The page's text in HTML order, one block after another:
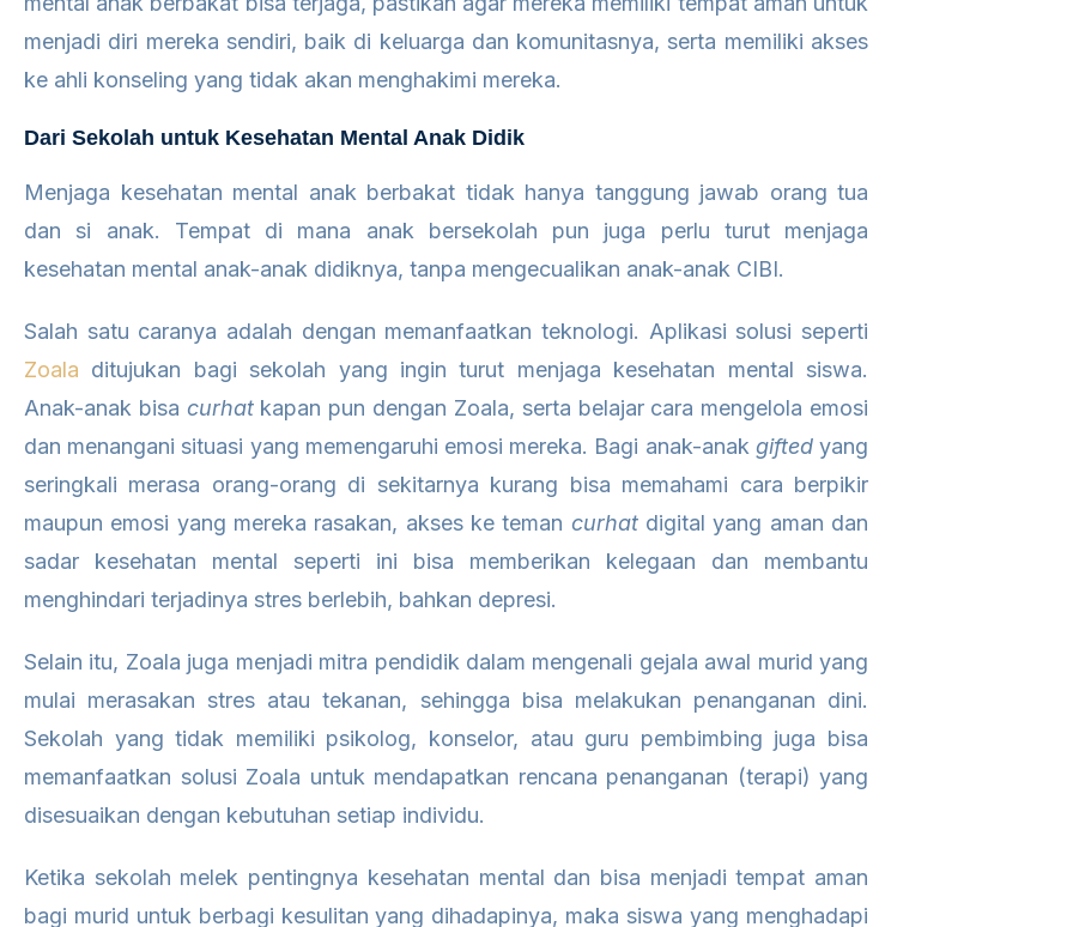
menjadi diri mereka sendiri, baik di keluarga dan komunitasnya, serta memiliki akses
ke ahli konseling yang tidak akan menghakimi mereka.
Dari Sekolah untuk Kesehatan Mental Anak Didik
Menjaga kesehatan mental anak berbakat tidak hanya tanggung jawab orang tua
dan si anak. Tempat di mana anak bersekolah pun juga perlu turut menjaga
kesehatan mental anak-anak didiknya, tanpa mengecualikan anak-anak CIBI.
Salah satu caranya adalah dengan memanfaatkan teknologi. Aplikasi solusi seperti
Zoala ditujukan bagi sekolah yang ingin turut menjaga kesehatan mental siswa.
Anak-anak bisa curhat kapan pun dengan Zoala, serta belajar cara mengelola emosi
dan menangani situasi yang memengaruhi emosi mereka. Bagi anak-anak giftedyang
seringkali merasa orang-orang di sekitarnya kurang bisa memahami cara berpikir
maupun emosi yang mereka rasakan, akses ke teman curhat digital yang aman dan
sadar kesehatan mental seperti ini bisa memberikan kelegaan dan membantu
menghindari terjadinya stres berlebih, bahkan depresi.
Selain itu, Zoala juga menjadi mitra pendidik dalam mengenali gejala awal murid yang
mulai merasakan stres atau tekanan, sehingga bisa melakukan penanganan dini.
Sekolah yang tidak memiliki psikolog, konselor, atau guru pembimbing juga bisa
memanfaatkan solusi Zoala untuk mendapatkan rencana penanganan (terapi) yang
disesuaikan dengan kebutuhan setiap individu.
Ketika sekolah melek pentingnya kesehatan mental dan bisa menjadi tempat aman
bagi murid untuk berbagi kesulitan yang dihadapinya, maka siswa yang menghadapi